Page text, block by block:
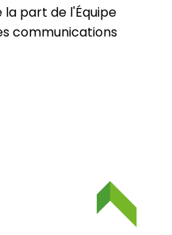
la part de l'Équipe
communications